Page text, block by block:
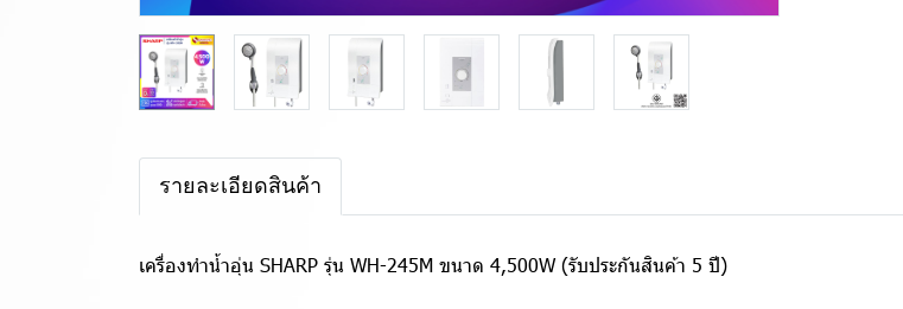
รายละเอียดสินค้า
เครื่องทำน้ำอุ่น SHARP รุ่น WH-245M ขนาด 4,500W (รับประกันสินค้า 5 ปี)